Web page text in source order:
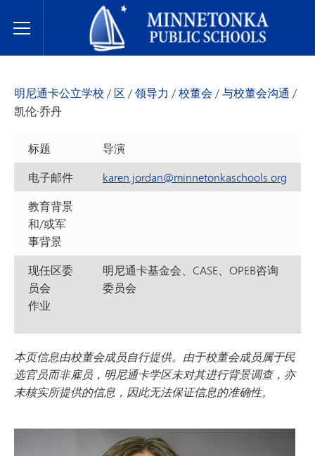
Toggle Menu
明尼通卡公立学校
明尼通卡公立学校 / 区/领导力 /校董会 /与校董会沟通 /
凯伦·乔丹
标题
导演
电子邮件
karen.jordan@minnetonkaschools.org
教育背景
和/或军
事背景
现任区委
员会
作业
明尼通卡基金会、CASE、OPEB咨询
委员会
本页信息由校董会成员自行提供。由于校董会成员属于民
选官员而非雇员，明尼通卡学区未对其进行背景调查，亦
未核实所提供的信息，因此无法保证信息的准确性。